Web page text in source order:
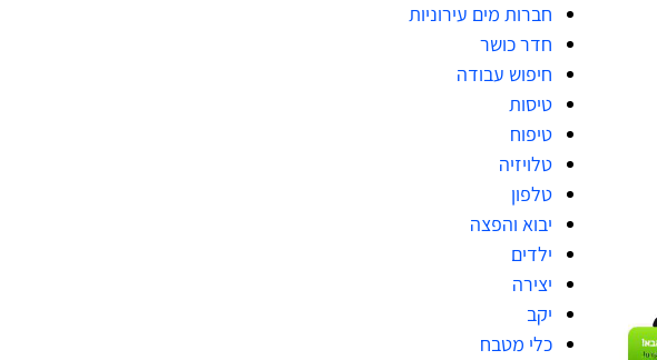
חברות מים עירוניות
חדר כושר
חיפוש עבודה
טיסות
טיפוח
טלויזיה
טלפון
יבוא והפצה
ילדים
יצירה
יקב
כלי מטבח